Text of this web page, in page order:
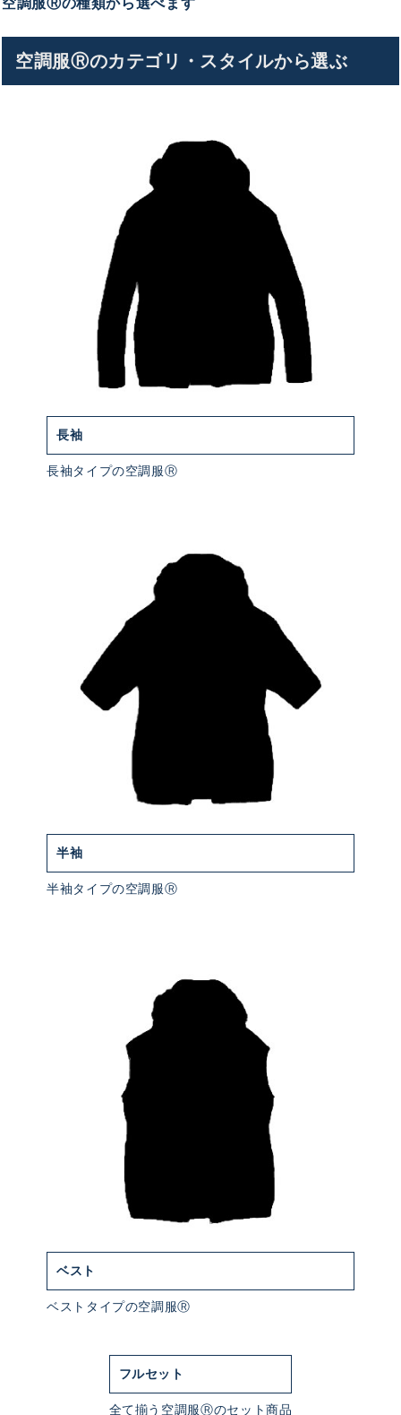
空調服Ⓡの種類から選べます
空調服Ⓡのカテゴリ・スタイルから選ぶ
長袖
長袖タイプの空調服Ⓡ
半袖
半袖タイプの空調服Ⓡ
ベスト
ベストタイプの空調服Ⓡ
フルセット
全て揃う空調服Ⓡのセット商品